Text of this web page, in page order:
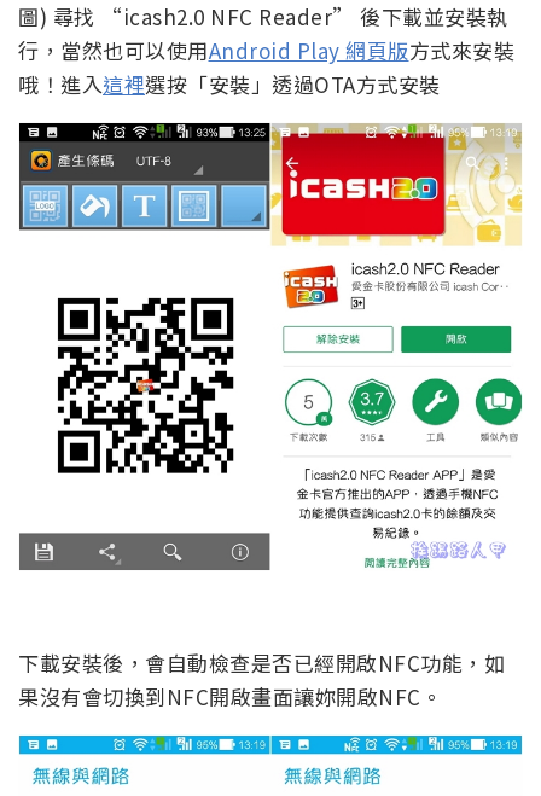
圖) 尋找 “icash2.0 NFC Reader” 後下載並安裝執
行，當然也可以使用Android Play 網頁版方式來安裝
哦！進入這裡選按「安裝」透過OTA方式安裝
下載安裝後，會自動檢查是否已經開啟NFC功能，如
果沒有會切換到NFC開啟畫面讓妳開啟NFC。